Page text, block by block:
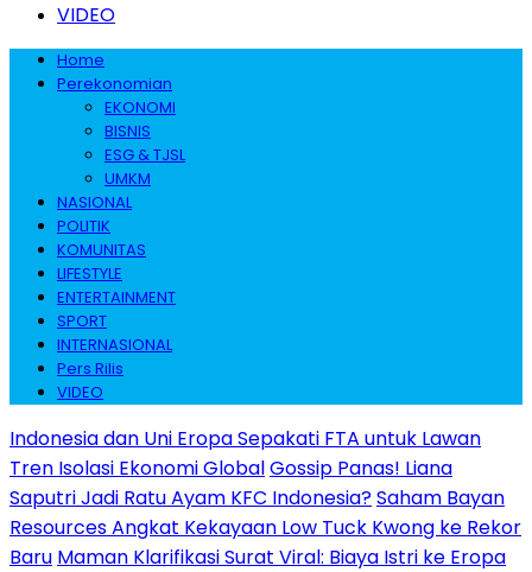
VIDEO
Home
Perekonomian
EKONOMI
BISNIS
ESG & TJSL
UMKM
NASIONAL
POLITIK
KOMUNITAS
LIFESTYLE
ENTERTAINMENT
SPORT
INTERNASIONAL
Pers Rilis
VIDEO
Indonesia dan Uni Eropa Sepakati FTA untuk Lawan
Tren Isolasi Ekonomi GlobalGossip Panas! Liana
Saputri Jadi Ratu Ayam KFC Indonesia?Saham Bayan
Resources Angkat Kekayaan Low Tuck Kwong ke Rekor
Baru Maman Klarifikasi Surat Viral: Biaya Istri ke Eropa